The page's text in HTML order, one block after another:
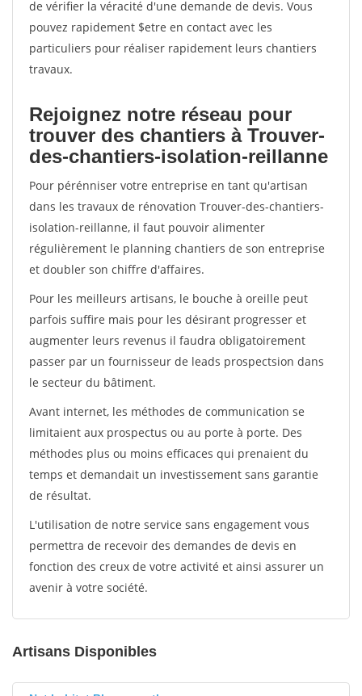
de vérifier la véracité d'une demande de devis. Vous
pouvez rapidement $etre en contact avec les
particuliers pour réaliser rapidement leurs chantiers
travaux.
Rejoignez notre réseau pour
trouver des chantiers à Trouver-
des-chantiers-isolation-reillanne
Pour pérénniser votre entreprise en tant qu'artisan
dans les travaux de rénovation Trouver-des-chantiers-
isolation-reillanne, il faut pouvoir alimenter
régulièrement le planning chantiers de son entreprise
et doubler son chiffre d'affaires.
Pour les meilleurs artisans, le bouche à oreille peut
parfois suffire mais pour les désirant progresser et
augmenter leurs revenus il faudra obligatoirement
passer par un fournisseur de leads prospectsion dans
le secteur du bâtiment.
Avant internet, les méthodes de communication se
limitaient aux prospectus ou au porte à porte. Des
méthodes plus ou moins efficaces qui prenaient du
temps et demandait un investissement sans garantie
de résultat.
L'utilisation de notre service sans engagement vous
permettra de recevoir des demandes de devis en
fonction des creux de votre activité et ainsi assurer un
avenir à votre société.
Artisans Disponibles